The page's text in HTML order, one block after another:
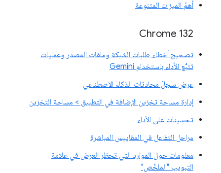
أهمّ الميزات المتنوعة
Chrome 132
تصحيح أخطاء طلبات الشبكة وملفات المصدر وعمليات
تتبُّع الأداء باستخدام Gemini
عرض سجلّ محادثات الذكاء الاصطناعي
إدارة مساحة تخزين الإضافة في التطبيق > مساحة التخزين
تحسينات على الأداء
مراحل التفاعل في المقاييس المباشرة
معلومات حول الموارد التي تحظر العرض في علامة
التبويب "الملخّص"